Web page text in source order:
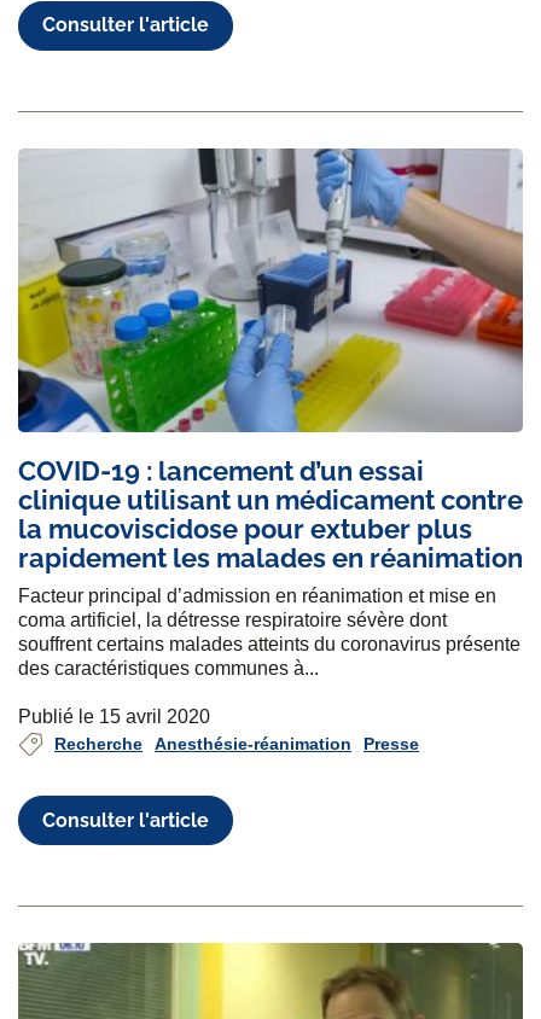
Consulter l'article
COVID-19 : lancement d’un essai
clinique utilisant un médicament contre
la mucoviscidose pour extuber plus
rapidement les malades en réanimation
Facteur principal d’admission en réanimation et mise en
coma artificiel, la détresse respiratoire sévère dont
souffrent certains malades atteints du coronavirus présente
des caractéristiques communes à...
Publié le 15 avril 2020
Recherche Anesthésie-réanimation Presse
Consulter l'article